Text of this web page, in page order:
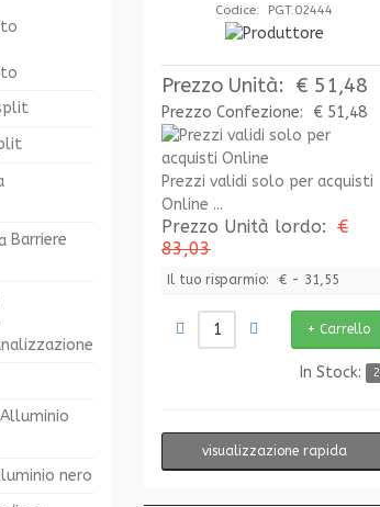
Codice: PGT.02444
Prezzo Unità: € 51,48
Prezzo Confezione: € 51,48
Prezzi validi solo per acquisti
Online ...
Prezzo Unità lordo: €
83,03
Il tuo risparmio: € - 31,55
In Stock: 2
visualizzazione rapida
Barriere
Alluminio
nero